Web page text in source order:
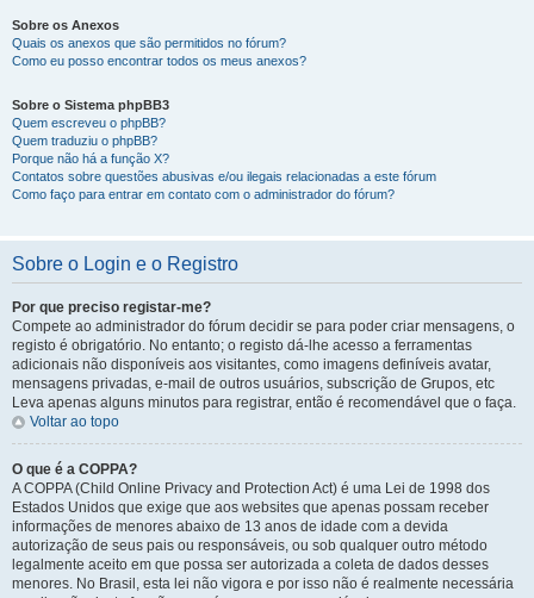
Sobre os Anexos
Quais os anexos que são permitidos no fórum?
Como eu posso encontrar todos os meus anexos?
Sobre o Sistema phpBB3
Quem escreveu o phpBB?
Quem traduziu o phpBB?
Porque não há a função X?
Contatos sobre questões abusivas e/ou ilegais relacionadas a este fórum
Como faço para entrar em contato com o administrador do fórum?
Sobre o Login e o Registro
Por que preciso registar-me?
Compete ao administrador do fórum decidir se para poder criar mensagens, o
registo é obrigatório. No entanto; o registo dá-lhe acesso a ferramentas
adicionais não disponíveis aos visitantes, como imagens definíveis avatar,
mensagens privadas, e-mail de outros usuários, subscrição de Grupos, etc
Leva apenas alguns minutos para registrar, então é recomendável que o faça.
Voltar ao topo
O que é a COPPA?
A COPPA (Child Online Privacy and Protection Act) é uma Lei de 1998 dos
Estados Unidos que exige que aos websites que apenas possam receber
informações de menores abaixo de 13 anos de idade com a devida
autorização de seus pais ou responsáveis, ou sob qualquer outro método
legalmente aceito em que possa ser autorizada a coleta de dados desses
menores. No Brasil, esta lei não vigora e por isso não é realmente necessária